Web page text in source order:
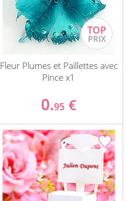
Fleur Plumes et Paillettes avec
Pince x1
0.95 €